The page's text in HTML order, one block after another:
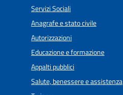
Servizi Sociali
Anagrafe e stato civile
Autorizzazioni
Educazione e formazione
Appalti pubblici
Salute, benessere e assistenza